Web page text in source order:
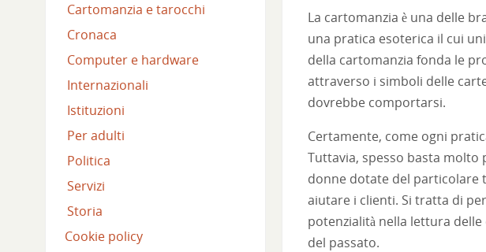
La cartomanzia è una delle
una pratica esoterica il cui
della cartomanzia fonda le
attraverso i simboli delle
dovrebbe comportarsi.
Certamente, come ogni
Tuttavia, spesso basta molto
donne dotate del particolare
aiutare i clienti. Si tratta di
potenzialità nella lettura
del passato.
Cartomanzia e tarocchi
Cronaca
Computer e hardware
Internazionali
Istituzioni
Per adulti
Politica
Servizi
Storia
Cookie policy